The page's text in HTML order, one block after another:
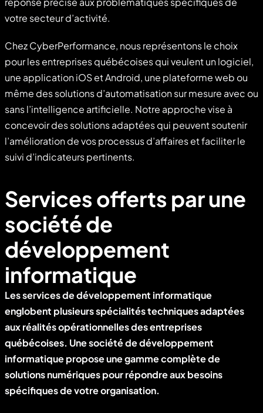
votre secteur d’activité.
Chez CyberPerformance, nous représentons le choix
pour les entreprises québécoises qui veulent un logiciel,
une application iOS et Android, une plateforme web ou
même des solutions d’automatisation sur mesure avec ou
sans l’intelligence artificielle. Notre approche vise à
concevoir des solutions adaptées qui peuvent soutenir
l’amélioration de vos processus d’affaires et faciliter le
suivi d’indicateurs pertinents.
Services offerts par une
société de
développement
informatique
Les services de développement informatique
englobent plusieurs spécialités techniques adaptées
aux réalités opérationnelles des entreprises
québécoises. Une société de développement
informatique propose une gamme complète de
solutions numériques pour répondre aux besoins
spécifiques de votre organisation.